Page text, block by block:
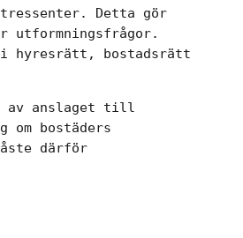
Detta gör
utformningsfrågor.
i hyresrätt, bostadsrätt
av anslaget till
bostäders
därför